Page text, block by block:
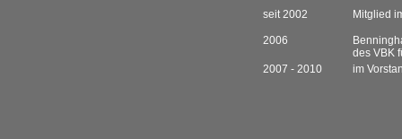
seit 2002 Mitglied
2006
des VBK
2007 - 2010
im